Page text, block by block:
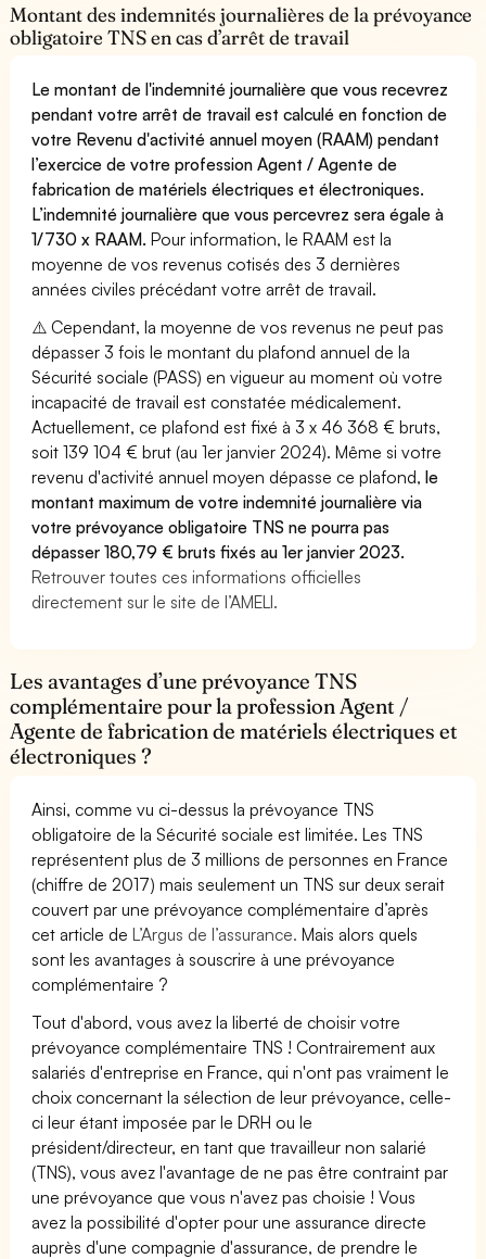
Montant des indemnités journalières de la prévoyance
obligatoire TNS en cas d’arrêt de travail
Le montant de l'indemnité journalière que vous recevrez
pendant votre arrêt de travail est calculé en fonction de
votre Revenu d'activité annuel moyen (RAAM) pendant
l’exercice de votre profession Agent / Agente de
fabrication de matériels électriques et électroniques.
L’indemnité journalière que vous percevrez sera égale à
1/730 x RAAM. Pour information, le RAAM est la
moyenne de vos revenus cotisés des 3 dernières
années civiles précédant votre arrêt de travail.
⚠️ Cependant, la moyenne de vos revenus ne peut pas
dépasser 3 fois le montant du plafond annuel de la
Sécurité sociale (PASS) en vigueur au moment où votre
incapacité de travail est constatée médicalement.
Actuellement, ce plafond est fixé à 3 x 46 368 € bruts,
soit 139 104 € brut (au 1er janvier 2024). Même si votre
revenu d'activité annuel moyen dépasse ce plafond,le
montant maximum de votre indemnité journalière via
votre prévoyance obligatoire TNS ne pourra pas
dépasser 180,79 € bruts fixés au 1er janvier 2023.
Retrouver toutes ces informations officielles
directement sur le site de l’AMELI.
Les avantages d’une prévoyance TNS
complémentaire pour la profession Agent /
Agente de fabrication de matériels électriques et
électroniques ?
Ainsi, comme vu ci-dessus la prévoyance TNS
obligatoire de la Sécurité sociale est limitée. Les TNS
représentent plus de 3 millions de personnes en France
(chiffre de 2017) mais seulement un TNS sur deux serait
couvert par une prévoyance complémentaire d’après
cet article deL’Argus de l’assurance. Mais alors quels
sont les avantages à souscrire à une prévoyance
complémentaire ?
Tout d'abord, vous avez la liberté de choisir votre
prévoyance complémentaire TNS ! Contrairement aux
salariés d'entreprise en France, qui n'ont pas vraiment le
choix concernant la sélection de leur prévoyance, celle-
ci leur étant imposée par le DRH ou le
président/directeur, en tant que travailleur non salarié
(TNS), vous avez l'avantage de ne pas être contraint par
une prévoyance que vous n'avez pas choisie ! Vous
avez la possibilité d'opter pour une assurance directe
auprès d'une compagnie d'assurance, de prendre le